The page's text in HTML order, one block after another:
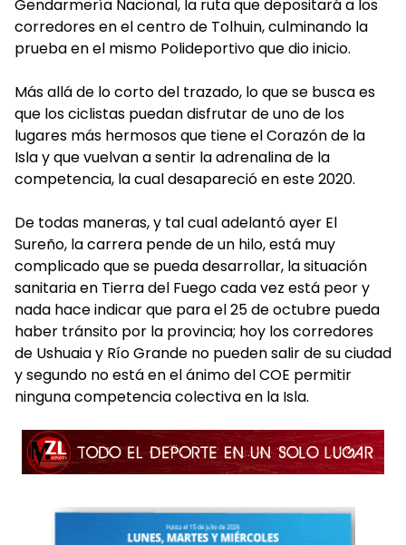
Gendarmería Nacional, la ruta que depositará a los
corredores en el centro de Tolhuin, culminando la
prueba en el mismo Polideportivo que dio inicio.
Más allá de lo corto del trazado, lo que se busca es
que los ciclistas puedan disfrutar de uno de los
lugares más hermosos que tiene el Corazón de la
Isla y que vuelvan a sentir la adrenalina de la
competencia, la cual desapareció en este 2020.
De todas maneras, y tal cual adelantó ayer El
Sureño, la carrera pende de un hilo, está muy
complicado que se pueda desarrollar, la situación
sanitaria en Tierra del Fuego cada vez está peor y
nada hace indicar que para el 25 de octubre pueda
haber tránsito por la provincia; hoy los corredores
de Ushuaia y Río Grande no pueden salir de su ciudad
y segundo no está en el ánimo del COE permitir
ninguna competencia colectiva en la Isla.